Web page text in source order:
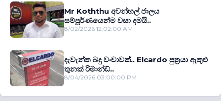
Mr Koththu අවන්හල් ජාලය
සම්පූර්ණයෙන්ම වසා දමයි..
8/02/2026 12:02:00 AM
දැවැන්ත බදු වංචාවක්.. Elcardo පුත‍්‍රයා ඇතුළු
තුනක් රිමාන්ඩ්..
8/04/2026 03:00:00 PM